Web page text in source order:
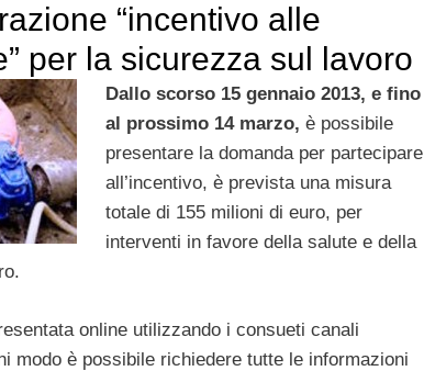
“incentivo alle
per la sicurezza sul lavoro
Dallo scorso 15 gennaio 2013, e fino
al prossimo 14 marzo, è possibile
presentare la domanda per partecipare
all’incentivo, è prevista una misura
totale di 155 milioni di euro, per
interventi in favore della salute e della
online utilizzando i consueti canali
modo è possibile richiedere tutte le informazioni